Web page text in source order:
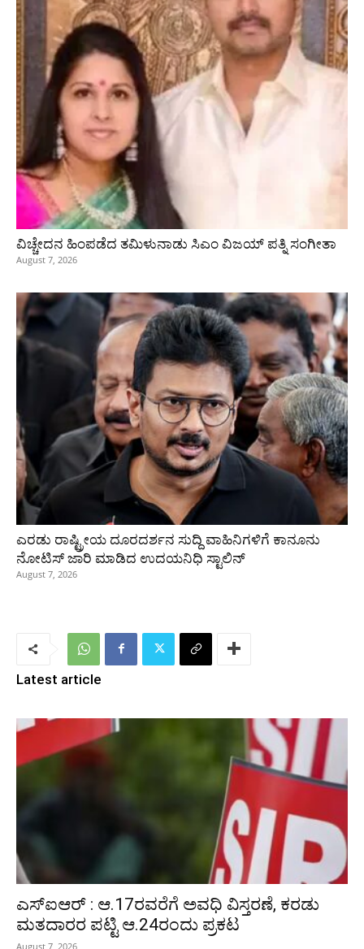
ವಿಚ್ಚೇದನ ಹಿಂಪಡೆದ ತಮಿಳುನಾಡು ಸಿಎಂ ವಿಜಯ್‌ ಪತ್ನಿ ಸಂಗೀತಾ
August 7, 2026
ಎರಡು ರಾಷ್ಟ್ರೀಯ ದೂರದರ್ಶನ ಸುದ್ದಿ ವಾಹಿನಿಗಳಿಗೆ ಕಾನೂನು
ನೋಟಿಸ್ ಜಾರಿ ಮಾಡಿದ ಉದಯನಿಧಿ ಸ್ಟಾಲಿನ್
August 7, 2026
Latest article
ಎಸ್‌ಐಆರ್‌ : ಆ.17ರವರೆಗೆ ಅವಧಿ ವಿಸ್ತರಣೆ, ಕರಡು
ಮತದಾರರ ಪಟ್ಟಿ ಆ.24ರಂದು ಪ್ರಕಟ
August 7, 2026